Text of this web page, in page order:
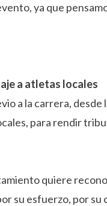
ya que
a atletas locales
a la carrera,
para rendir
quiere
su esfuerzo, por